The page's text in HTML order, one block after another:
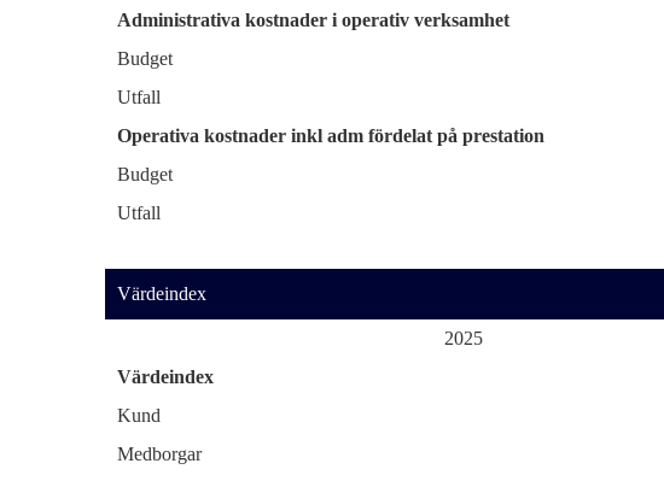
Administrativa kostnader i operativ verksamhet
Budget
Utfall
Operativa kostnader inkl adm fördelat på prestation
Budget
Utfall
Värdeindex
2025
Värdeindex
Kund
Medborgar